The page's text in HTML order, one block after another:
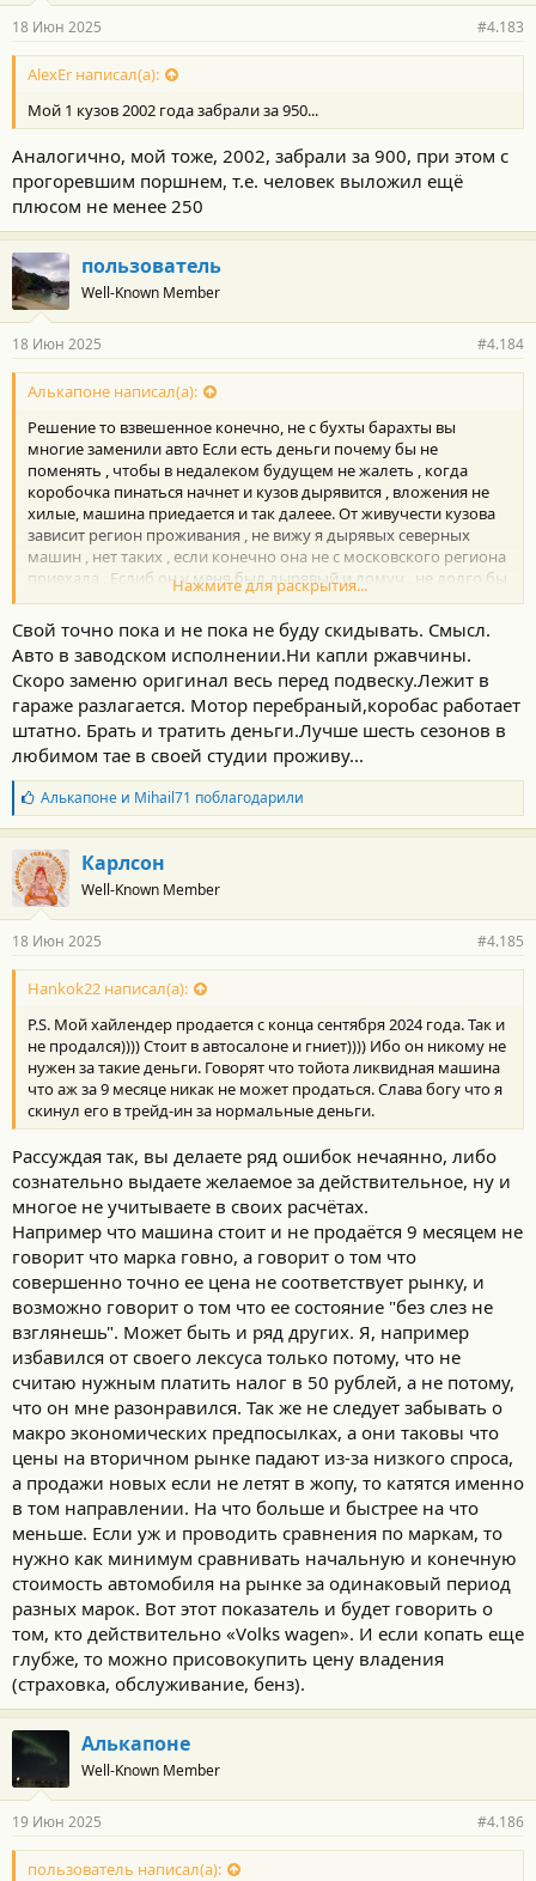
З.Ы. Насчёт 20-летней машины. Хай в 1 кузове сейчас стоит от 07
до 1,5 млн., в зависимости от года, состояния и т.д. И покупают.
На Драйве каждую неделю новички появляются.
Могу даже объяснить почему в 1 кузове уходят, а в 3 стоят, если
18 Июн 2025 #4.183
AlexEr написал(а):
Мой 1 кузов 2002 года забрали за 950...
Аналогично, мой тоже, 2002, забрали за 900, при этом с
прогоревшим поршнем, т.е. человек выложил ещё
плюсом не менее 250
пользователь
Well-Known Member
18 Июн 2025 #4.184
Алькапоне написал(а):
Решение то взвешенное конечно, не с бухты барахты вы
многие заменили авто Если есть деньги почему бы не
поменять , чтобы в недалеком будущем не жалеть , когда
коробочка пинаться начнет и кузов дырявится , вложения не
хилые, машина приедается и так далеее. От живучести кузова
зависит регион проживания , не вижу я дырявых северных
машин , нет таких , если конечно она не с московского региона
приехала . Еслиб он у меня был дырявый и ломуч , не долго бы
думал , ремонтировать бы не стал ( кузов ) Пока все хорошо
катаю и пробег детский . Да , годы , годы , но мыши проводку
не съели , бак не заржавел , пока все четко . Конечно будущее
уже фактически нарисовано и неизбежно
Нажмите для раскрытия...
Свой точно пока и не пока не буду скидывать. Смысл.
Авто в заводском исполнении.Ни капли ржавчины.
Скоро заменю оригинал весь перед подвеску.Лежит в
гараже разлагается. Мотор перебраный,коробас работает
штатно. Брать и тратить деньги.Лучше шесть сезонов в
любимом тае в своей студии проживу...
Б
л
а
г
о
д
а
н
о
с
и
:
Алькапонеи Mihail71 поблагодарили
Карлсон
Well-Known Member
18 Июн 2025 #4.185
Hankok22 написал(а):
P.S. Мой хайлендер продается с конца сентября 2024 года. Так и
не продался)))) Стоит в автосалоне и гниет)))) Ибо он никому не
нужен за такие деньги. Говорят что тойота ликвидная машина
что аж за 9 месяце никак не может продаться. Слава богу что я
скинул его в трейд-ин за нормальные деньги.
Рассуждая так, вы делаете ряд ошибок нечаянно, либо
сознательно выдаете желаемое за действительное, ну и
многое не учитываете в своих расчётах.
Например что машина стоит и не продаётся 9 месяцем не
говорит что марка говно, а говорит о том что
совершенно точно ее цена не соответствует рынку, и
возможно говорит о том что ее состояние "без слез не
взглянешь". Может быть и ряд других. Я, например
избавился от своего лексуса только потому, что не
считаю нужным платить налог в 50 рублей, а не потому,
что он мне разонравился. Так же не следует забывать о
макро экономических предпосылках, а они таковы что
цены на вторичном рынке падают из-за низкого спроса,
а продажи новых если не летят в жопу, то катятся именно
в том направлении. На что больше и быстрее на что
меньше. Если уж и проводить сравнения по маркам, то
нужно как минимум сравнивать начальную и конечную
стоимость автомобиля на рынке за одинаковый период
разных марок. Вот этот показатель и будет говорить о
том, кто действительно «Volks wagen». И если копать еще
глубже, то можно присовокупить цену владения
(страховка, обслуживание, бенз).
Алькапоне
Well-Known Member
19 Июн 2025 #4.186
пользователь написал(а):